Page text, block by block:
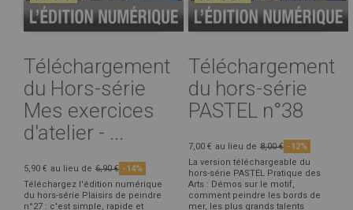
Téléchargement
du Hors-série
Mes exercices
d'atelier - ...
5,90 € au lieu de 6,90 € -14%
Téléchargez l'édition numérique
du hors-série Plaisirs de peindre
n°27 : c'est simple, rapide et
Téléchargement
du hors-série
PASTEL n°38
7,00 € au lieu de 8,00 € -12%
La version téléchargeable du
hors-série PASTEL Pratique des
Arts : Démos sur le motif,
comment peindre les bords de
mer, les plus grands talents